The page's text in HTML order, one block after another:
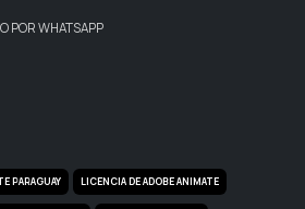
POR WHATSAPP
PARAGUAY LICENCIA DE ADOBE ANIMATE